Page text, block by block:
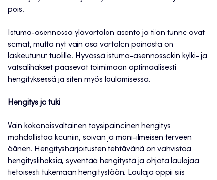
pois.
Istuma-asennossa ylävartalon asento ja tilan tunne ovat
samat, mutta nyt vain osa vartalon painosta on
laskeutunut tuolille. Hyvässä istuma-asennossakin kylki- ja
vatsalihakset pääsevät toimimaan optimaalisesti
hengityksessä ja siten myös laulamisessa.
Hengitys ja tuki
Vain kokonaisvaltainen täysipainoinen hengitys
mahdollistaa kauniin, soivan ja moni-ilmeisen terveen
äänen. Hengitysharjoitusten tehtävänä on vahvistaa
hengityslihaksia, syventää hengitystä ja ohjata laulajaa
tietoisesti tukemaan hengitystään. Laulaja oppii siis